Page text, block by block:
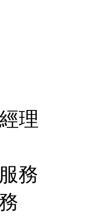
理
務